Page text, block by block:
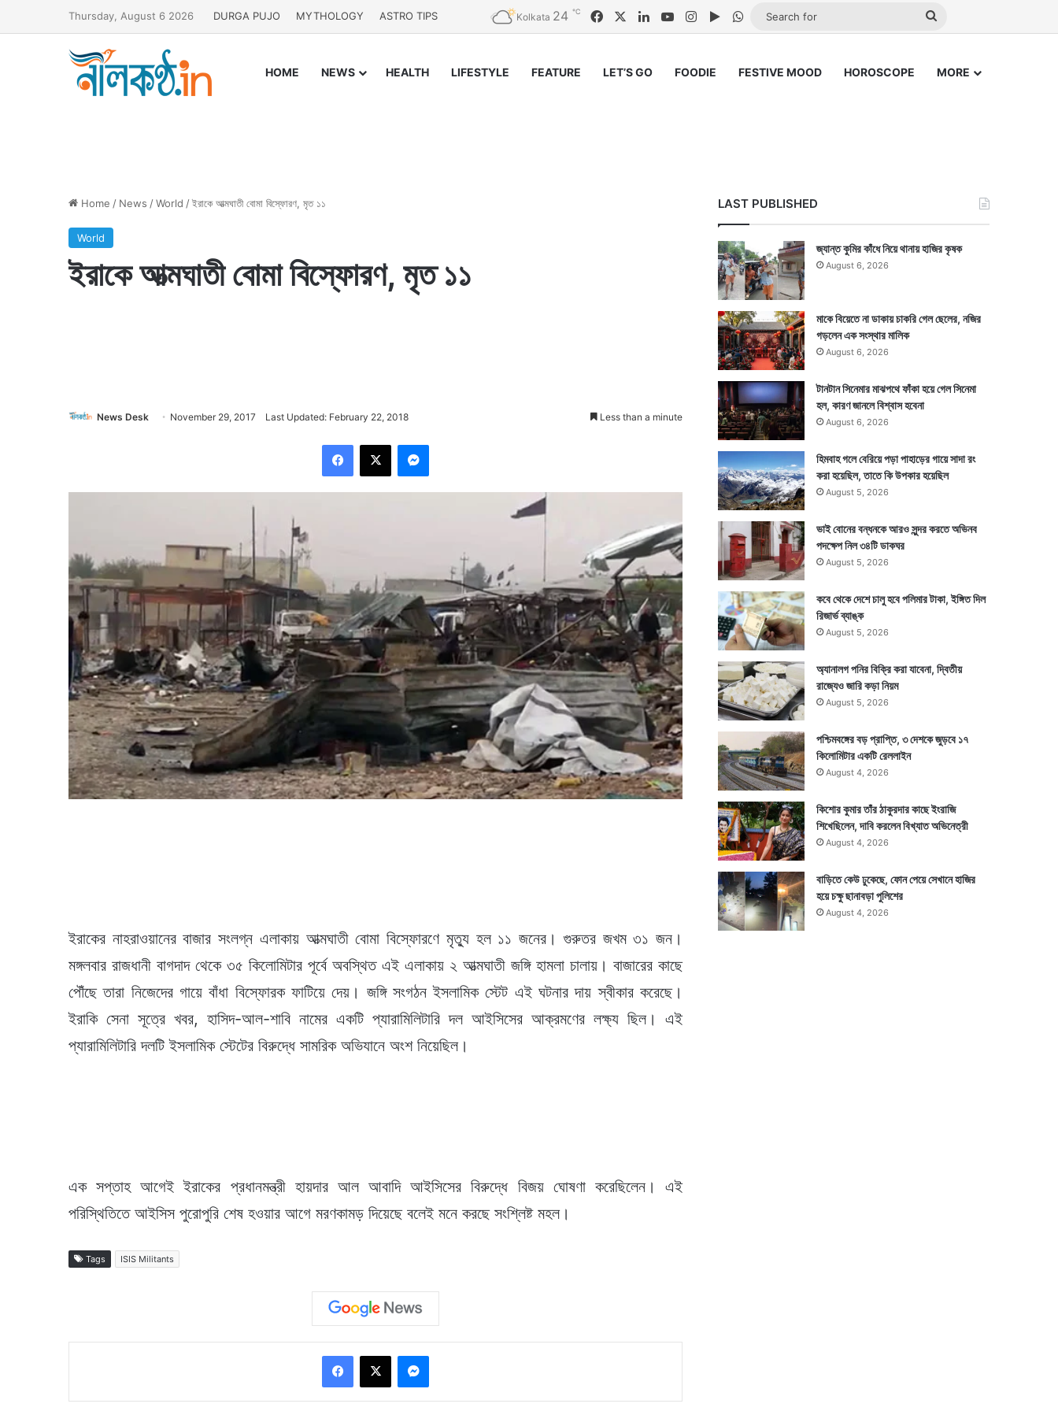
Thursday, August 6 2026 DURGA PUJO MYTHOLOGY ASTRO TIPS Kolkata 24 ℃ FacebookLinkedInYouTubeInstagram
Google Play
WhatsApp
HOME NEWS HEALTH LIFESTYLE FEATURE LET’S GO FOODIE FESTIVE MOOD HOROSCOPE MORE
Home / News /World /ইরাকে আত্মঘাতী বোমা বিস্ফোরণ, মৃত ১১
World
ইরাকে আত্মঘাতী বোমা বিস্ফোরণ, মৃত ১১
News Desk November 29, 2017 Last Updated: February 22, 2018 Less than a minute
ইরাকের নাহরাওয়ানের বাজার সংলগ্ন এলাকায় আত্মঘাতী বোমা বিস্ফোরণে মৃত্যু হল ১১ জনের। গুরুতর জখম ৩১ জন।
মঙ্গলবার রাজধানী বাগদাদ থেকে ৩৫ কিলোমিটার পূর্বে অবস্থিত এই এলাকায় ২ আত্মঘাতী জঙ্গি হামলা চালায়। বাজারের কাছে
পৌঁছে তারা নিজেদের গায়ে বাঁধা বিস্ফোরক ফাটিয়ে দেয়। জঙ্গি সংগঠন ইসলামিক স্টেট এই ঘটনার দায় স্বীকার করেছে।
ইরাকি সেনা সূত্রে খবর, হাসিদ-আল-শাবি নামের একটি প্যারামিলিটারি দল আইসিসের আক্রমণের লক্ষ্য ছিল। এই
প্যারামিলিটারি দলটি ইসলামিক স্টেটের বিরুদ্ধে সামরিক অভিযানে অংশ নিয়েছিল।
এক সপ্তাহ আগেই ইরাকের প্রধানমন্ত্রী হায়দার আল আবাদি আইসিসের বিরুদ্ধে বিজয় ঘোষণা করেছিলেন। এই
পরিস্থিতিতে আইসিস পুরোপুরি শেষ হওয়ার আগে মরণকামড় দিয়েছে বলেই মনে করছে সংশ্লিষ্ট মহল।
Tags ISIS Militants
LAST PUBLISHED
জ্যান্ত কুমির কাঁধে নিয়ে থানায় হাজির কৃষক
August 6, 2026
মাকে বিয়েতে না ডাকায় চাকরি গেল ছেলের, নজির
গড়লেন এক সংস্থার মালিক
August 6, 2026
টানটান সিনেমার মাঝপথে ফাঁকা হয়ে গেল সিনেমা
হল, কারণ জানলে বিশ্বাস হবেনা
August 6, 2026
হিমবাহ গলে বেরিয়ে পড়া পাহাড়ের গায়ে সাদা রং
করা হয়েছিল, তাতে কি উপকার হয়েছিল
August 5, 2026
ভাই বোনের বন্ধনকে আরও সুন্দর করতে অভিনব
পদক্ষেপ নিল ৩৪টি ডাকঘর
August 5, 2026
কবে থেকে দেশে চালু হবে পলিমার টাকা, ইঙ্গিত দিল
রিজার্ভ ব্যাঙ্ক
August 5, 2026
অ্যানালগ পনির বিক্রি করা যাবেনা, দ্বিতীয়
রাজ্যেও জারি কড়া নিয়ম
August 5, 2026
পশ্চিমবঙ্গের বড় প্রাপ্তি, ৩ দেশকে জুড়বে ১৭
কিলোমিটার একটি রেললাইন
August 4, 2026
কিশোর কুমার তাঁর ঠাকুরদার কাছে ইংরাজি
শিখেছিলেন, দাবি করলেন বিখ্যাত অভিনেত্রী
August 4, 2026
বাড়িতে কেউ ঢুকেছে, ফোন পেয়ে সেখানে হাজির
হয়ে চক্ষু ছানাবড়া পুলিশের
August 4, 2026